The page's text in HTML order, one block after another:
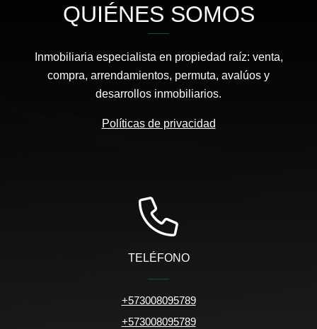
QUIÉNES SOMOS
Inmobiliaria especialista en propiedad raíz: venta,
compra, arrendamientos, permuta, avalúos y
desarrollos inmobiliarios.
Políticas de privacidad
TELÉFONO
+573008095789
+573008095789